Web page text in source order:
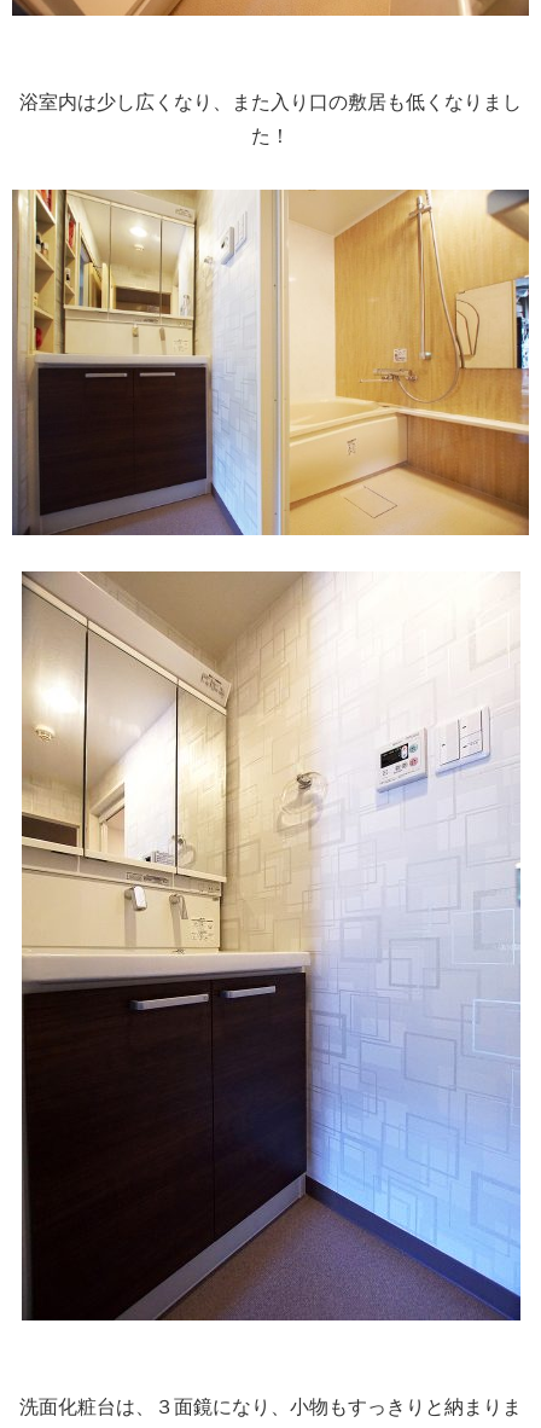
浴室内は少し広くなり、また入り口の敷居も低くなりまし
た！
洗面化粧台は、３面鏡になり、小物もすっきりと納まりま